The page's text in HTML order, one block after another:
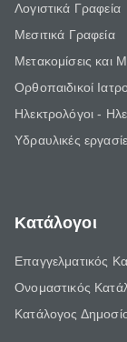
Λογιστικά Γραφεία
Μεσιτικά Γραφεία
Μετακομίσεις και
Ορθοπαιδικοί
Ηλεκτρολόγοι -
Υδραυλικές
Κατάλογοι
Επαγγελματικός
Ονομαστικός
Κατάλογος